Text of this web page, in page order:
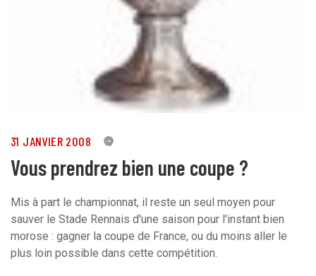
31 JANVIER 2008 0
Vous prendrez bien une coupe ?
Mis à part le championnat, il reste un seul moyen pour
sauver le Stade Rennais d'une saison pour l'instant bien
morose : gagner la coupe de France, ou du moins aller le
plus loin possible dans cette compétition.